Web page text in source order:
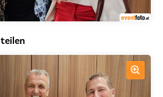
teilen